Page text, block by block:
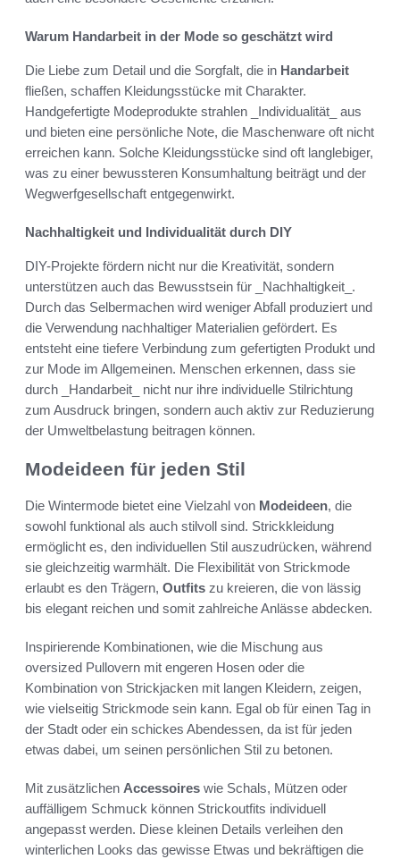
Warum Handarbeit in der Mode so geschätzt wird
Die Liebe zum Detail und die Sorgfalt, die in Handarbeit
fließen, schaffen Kleidungsstücke mit Charakter.
Handgefertigte Modeprodukte strahlen _Individualität_ aus
und bieten eine persönliche Note, die Maschenware oft nicht
erreichen kann. Solche Kleidungsstücke sind oft langlebiger,
was zu einer bewussteren Konsumhaltung beiträgt und der
Wegwerfgesellschaft entgegenwirkt.
Nachhaltigkeit und Individualität durch DIY
DIY-Projekte fördern nicht nur die Kreativität, sondern
unterstützen auch das Bewusstsein für _Nachhaltigkeit_.
Durch das Selbermachen wird weniger Abfall produziert und
die Verwendung nachhaltiger Materialien gefördert. Es
entsteht eine tiefere Verbindung zum gefertigten Produkt und
zur Mode im Allgemeinen. Menschen erkennen, dass sie
durch _Handarbeit_ nicht nur ihre individuelle Stilrichtung
zum Ausdruck bringen, sondern auch aktiv zur Reduzierung
der Umweltbelastung beitragen können.
Modeideen für jeden Stil
Die Wintermode bietet eine Vielzahl von Modeideen, die
sowohl funktional als auch stilvoll sind. Strickkleidung
ermöglicht es, den individuellen Stil auszudrücken, während
sie gleichzeitig warmhält. Die Flexibilität von Strickmode
erlaubt es den Trägern, Outfits zu kreieren, die von lässig
bis elegant reichen und somit zahlreiche Anlässe abdecken.
Inspirierende Kombinationen, wie die Mischung aus
oversized Pullovern mit engeren Hosen oder die
Kombination von Strickjacken mit langen Kleidern, zeigen,
wie vielseitig Strickmode sein kann. Egal ob für einen Tag in
der Stadt oder ein schickes Abendessen, da ist für jeden
etwas dabei, um seinen persönlichen Stil zu betonen.
Mit zusätzlichen Accessoires wie Schals, Mützen oder
auffälligem Schmuck können Strickoutfits individuell
angepasst werden. Diese kleinen Details verleihen den
winterlichen Looks das gewisse Etwas und bekräftigen die